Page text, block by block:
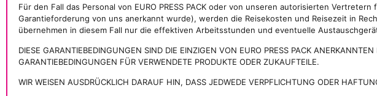
Für den Fall das Personal von EURO PRESS PACK oder von unseren autorisierten
Garantieforderung von uns anerkannt wurde), werden die Reisekosten und Reisezeit in
übernehmen in diesem Fall nur die effektiven Arbeitsstunden und eventuelle
DIESE GARANTIEBEDINGUNGEN SIND DIE EINZIGEN VON EURO PRESS PACK
GARANTIEBEDINGUNGEN FÜR VERWENDETE PRODUKTE ODER ZUKAUFTEILE.
WIR WEISEN AUSDRÜCKLICH DARAUF HIN, DASS JEDWEDE VERPFLICHTUNG ODER